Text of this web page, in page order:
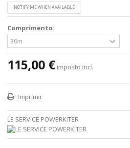
NOTIFY ME WHEN AVAILABLE
Comprimento:
115,00 € imposto incl.
Imprimir
LE SERVICE POWERKITER